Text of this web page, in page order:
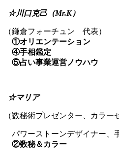
☆川口克己（Mr.K）
（鎌倉フォーチュン 代表）
①オリエンテーション
④手相鑑定
⑤占い事業運営ノウハウ
☆マリア
（数秘術プレゼンター、カラー
パワーストーンデザイナー、
②数秘＆カラー